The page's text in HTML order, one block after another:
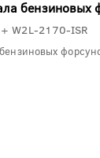
бензиновых
W2L-2170-ISR